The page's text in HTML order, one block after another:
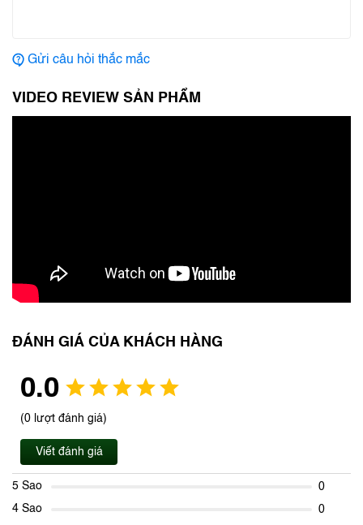
Gửi câu hỏi thắc mắc
VIDEO REVIEW SẢN PHẨM
ĐÁNH GIÁ CỦA KHÁCH HÀNG
0.0
(0 lượt đánh giá)
Viết đánh giá
5 Sao
0
4 Sao
0